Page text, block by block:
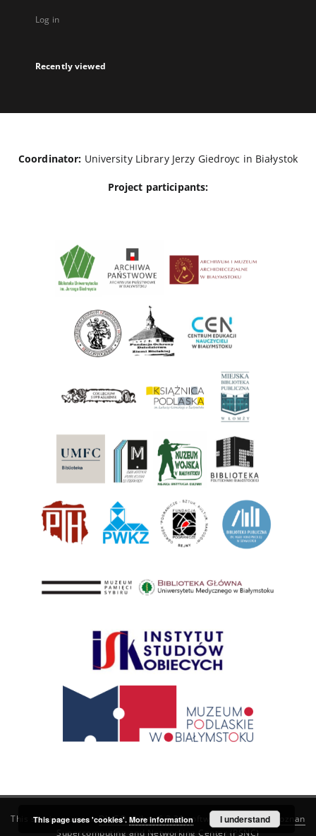
Log in
Recently viewed
Coordinator: University Library Jerzy Giedroyc in Białystok
Project participants:
This service runs onDInGO dLibra 6.3.21software created by
Poznan
Supercomputing and Networking Center (PSNC)
This page uses 'cookies'. More information I understand